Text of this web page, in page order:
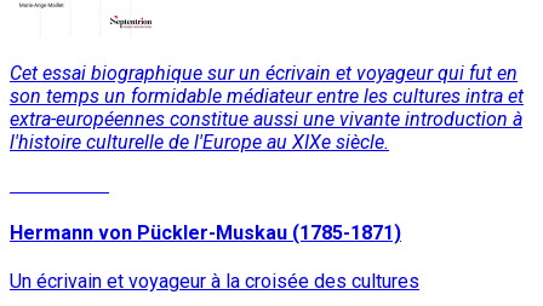
Cet essai biographique sur un écrivain et voyageur qui fut en
son temps un formidable médiateur entre les cultures intra et
extra-européennes constitue aussi une vivante introduction à
l'histoire culturelle de l'Europe au XIXe siècle.
Hermann von Pückler-Muskau (1785-1871)
Un écrivain et voyageur à la croisée des cultures